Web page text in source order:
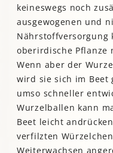
keineswegs noch
ausgewogenen und
Nährstoffversorgung
oberirdische Pflanze
Wenn aber der
wird sie sich im Beet
umso schneller
Wurzelballen kann
Beet leicht
verfilzten
Weiterwachsen